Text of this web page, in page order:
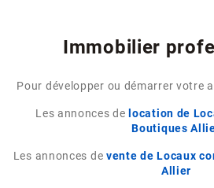
Immobilier
Pour développer ou démarrer votre
Les annonces de location de
Boutiques
Les annonces de vente de Locaux
Allier